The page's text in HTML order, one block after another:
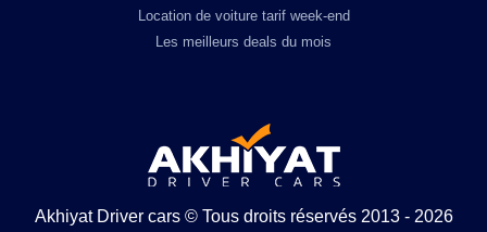
Location de voiture tarif week-end
Les meilleurs deals du mois
Akhiyat Driver cars © Tous droits réservés 2013 - 2026